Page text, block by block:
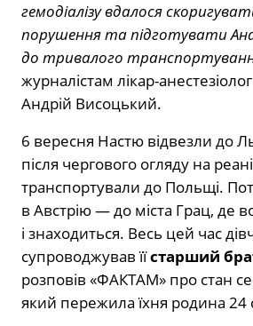
гемодіалізу вдалося
порушення та підготувати
до тривалого
журналістам лікар-
Андрій Висоцький.
6 вересня Настю відвезли до
після чергового огляду на
транспортували до Польщі.
в Австрію — до міста Грац, де
і знаходиться. Весь цей час
супроводжував їїстарший
розповів «ФАКТАМ» про стан
який пережила їхня родина 24